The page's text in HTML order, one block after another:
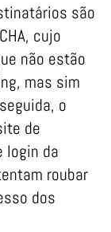
são
cujo
não estão
mas sim
o
de
login da
roubar
dos